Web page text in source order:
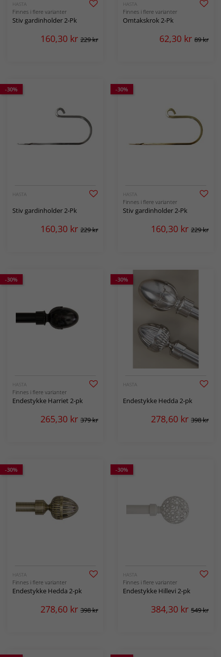
HASTA
Finnes i flere varianter
Stiv gardinholder 2-Pk
160,30 kr 229 kr
HASTA
Finnes i flere varianter
Omtakskrok 2-Pk
62,30 kr 89 kr
-30%
HASTA
Stiv gardinholder 2-Pk
160,30 kr 229 kr
-30%
HASTA
Finnes i flere varianter
Stiv gardinholder 2-Pk
160,30 kr 229 kr
-30%
HASTA
Finnes i flere varianter
Endestykke Harriet 2-pk
265,30 kr 379 kr
-30%
HASTA
Endestykke Hedda 2-pk
278,60 kr 398 kr
-30%
HASTA
Finnes i flere varianter
Endestykke Hedda 2-pk
278,60 kr 398 kr
-30%
HASTA
Finnes i flere varianter
Endestykke Hillevi 2-pk
384,30 kr 549 kr